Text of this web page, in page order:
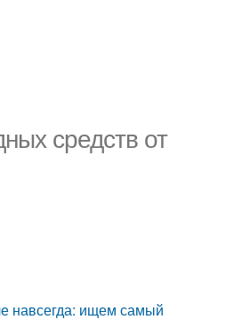
средств от
навсегда: ищем самый